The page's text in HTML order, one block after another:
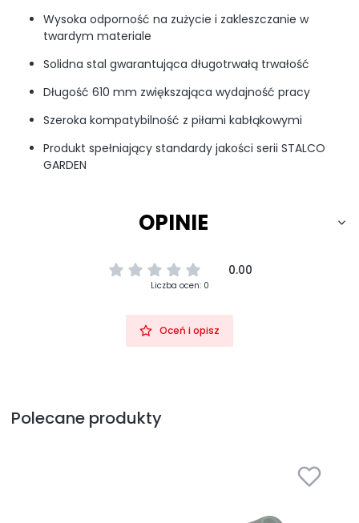
Wysoka odporność na zużycie i zakleszczanie w
twardym materiale
Solidna stal gwarantująca długotrwałą trwałość
Długość 610 mm zwiększająca wydajność pracy
Szeroka kompatybilność z piłami kabłąkowymi
Produkt spełniający standardy jakości serii STALCO
GARDEN
OPINIE
0.00
Liczba ocen: 0
Oceń i opisz
Polecane produkty